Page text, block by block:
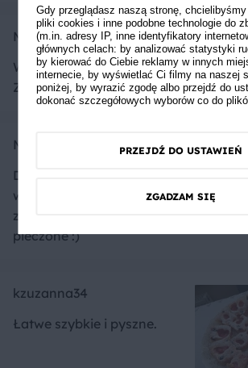
Monka
Wspaniałe i wychodzi z mrożonych
Znam to ciasto z dzieciństwa ❤️
MiszelPiszel
Doczytałam właśnie w komentarzu,
wychodzi także z mrożonymi
zamrożone borówki, ciasto będzie
pieczone :)
kzuzanna34
Łatwe szybkie i pyszne.
Gdy przeglądasz naszą stronę,
pliki cookies i inne podobne technologie do
(m.in. adresy IP, inne identyfikatory
głównych celach: by analizować statystyki
by kierować do Ciebie reklamy w innych
internecie, by wyświetlać Ci filmy na naszej
poniżej, by wyrazić zgodę albo przejdź do
dokonać szczegółowych wyborów co do
PRZEJDŹ DO USTAWIEŃ
ZGADZAM SIĘ